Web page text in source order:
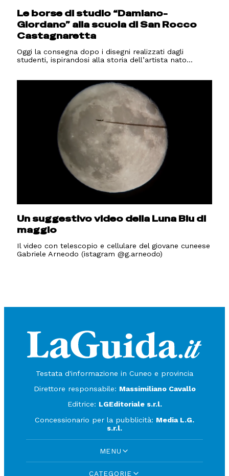
Le borse di studio “Damiano-
Giordano” alla scuola di San Rocco
Castagnaretta
Oggi la consegna dopo i disegni realizzati dagli
studenti, ispirandosi alla storia dell’artista nato...
Un suggestivo video della Luna Blu di
maggio
Il video con telescopio e cellulare del giovane cuneese
Gabriele Arneodo (istagram @g.arneodo)
Testata d'informazione in Cuneo e provincia
Direttore responsabile: Massimiliano Cavallo
Editrice: LGEditoriale s.r.l.
Concessionario per la pubblicità: Media L.G.
s.r.l.
MENU
CATEGORIE